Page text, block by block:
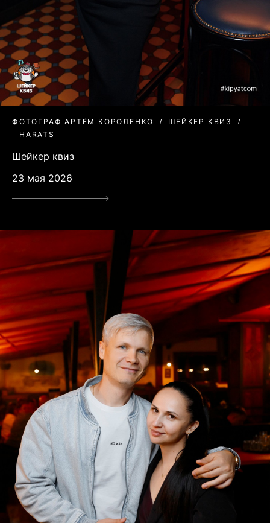
ФОТОГРАФ АРТЁМ КОРОЛЕНКО
ШЕЙКЕР КВИЗ
HARATS
Шейкер квиз
23 мая 2026